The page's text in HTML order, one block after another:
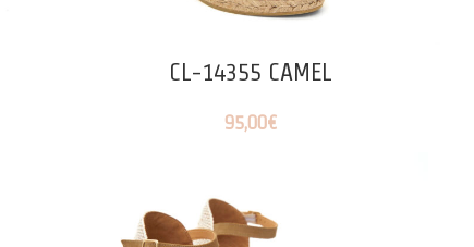
CL-14355 CAMEL
95,00€